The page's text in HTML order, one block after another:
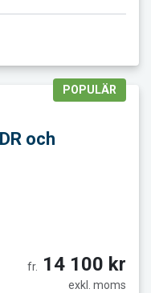
- MDR och riskhantering
POPULÄR
och
fr. 14 100 kr
exkl. moms